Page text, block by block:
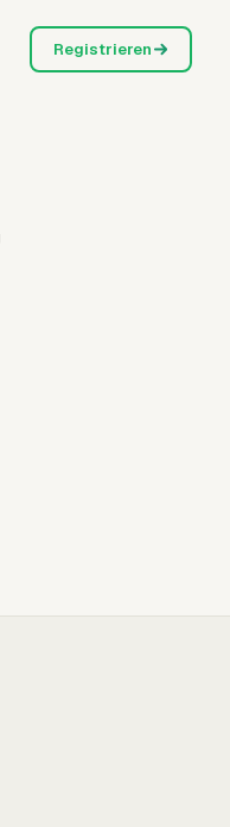
Registrieren